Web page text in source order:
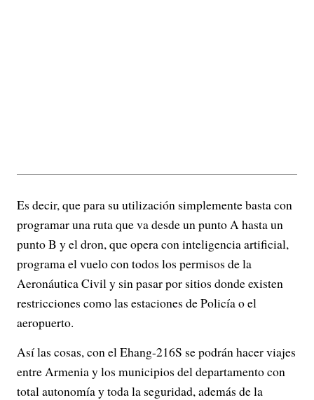
Es decir, que para su utilización simplemente basta con
programar una ruta que va desde un punto A hasta un
punto B y el dron, que opera con inteligencia artificial,
programa el vuelo con todos los permisos de la
Aeronáutica Civil y sin pasar por sitios donde existen
restricciones como las estaciones de Policía o el
aeropuerto.
Así las cosas, con el Ehang-216S se podrán hacer viajes
entre Armenia y los municipios del departamento con
total autonomía y toda la seguridad, además de la